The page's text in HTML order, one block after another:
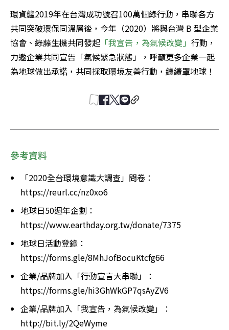
環資繼2019年在台灣成功號召100萬個綠行動，串聯各方
共同突破環保同溫層後，今年（2020）將與台灣 B 型企業
協會、綠藤生機共同發起 「我宣告，為氣候改變」 行動，
力邀企業共同宣告「氣候緊急狀態」，呼籲更多企業一起
為地球做出承諾，共同採取環境友善行動，繼續罩地球！
參考資料
「2020全台環境意識大調查」問卷：
https://reurl.cc/nz0xo6
地球日50週年企劃：
https://www.earthday.org.tw/donate/7375
地球日活動登錄：
https://forms.gle/8MhJofBocuKtcfg66
企業/品牌加入「行動宣言大串聯」：
https://forms.gle/hi3GhWkGP7qsAyZV6
企業/品牌加入「我宣告，為氣候改變」：
http://bit.ly/2QeWyme